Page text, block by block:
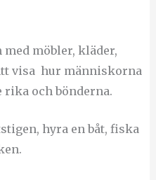
möbler, kläder,
visa hur människorna
rika och bönderna.
hyra en båt, fiska